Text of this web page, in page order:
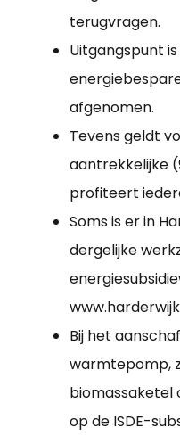
terugvragen.
Uitgangspunt
afgenomen.
Tevens geldt
aantrekkelijke
profiteert
Soms is er in
dergelijke
Bij het
warmtepomp,
biomassaketel
op de ISDE-